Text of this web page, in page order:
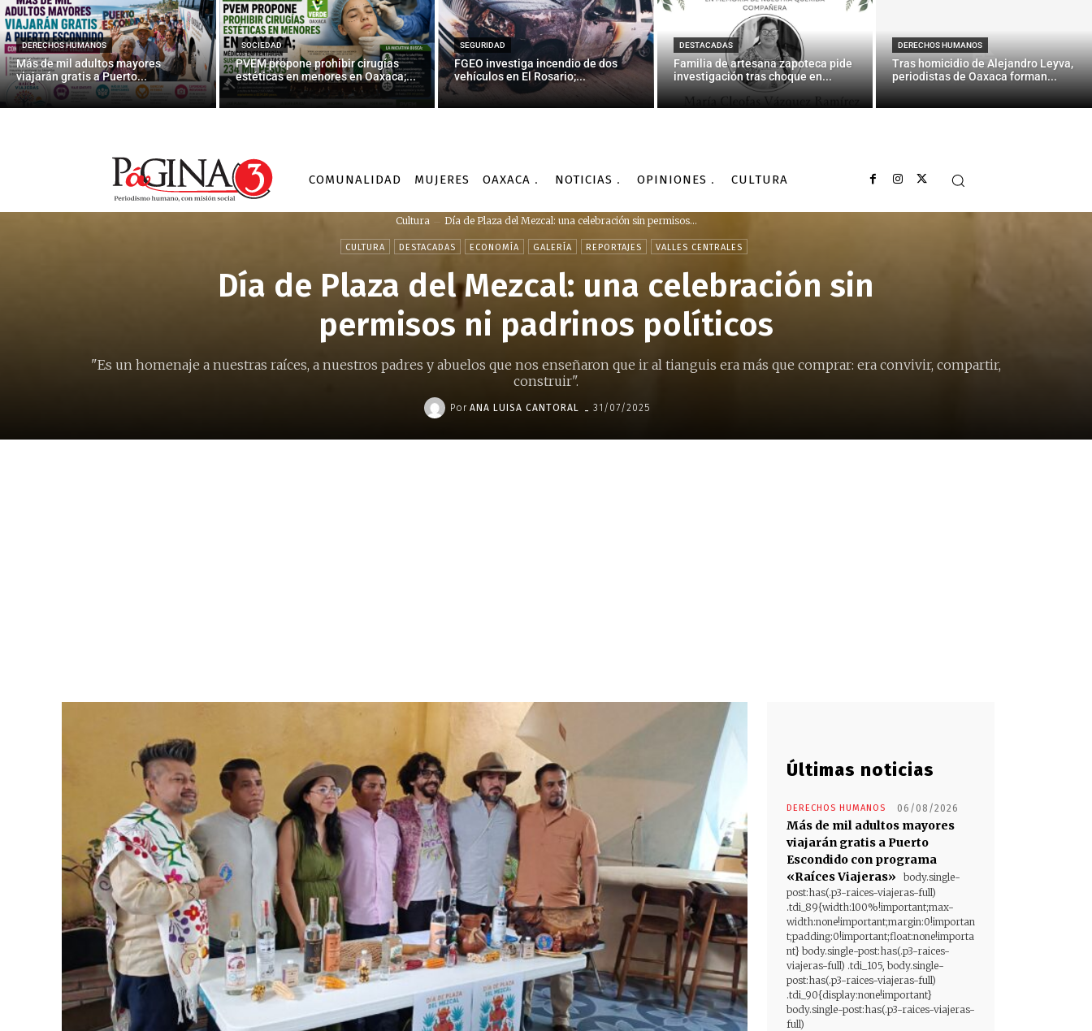
DERECHOS HUMANOS
Más de mil adultos mayores
viajarán gratis a Puerto...
SOCIEDAD
PVEM propone prohibir cirugías
estéticas en menores en Oaxaca;...
SEGURIDAD
FGEO investiga incendio de dos
vehículos en El Rosario;...
DESTACADAS
Familia de artesana zapoteca pide
investigación tras choque en...
DERECHOS HUMANOS
Tras homicidio de Alejandro Leyva,
periodistas de Oaxaca forman...
COMUNALIDAD MUJERES OAXACA NOTICIAS OPINIONES CULTURA
Cultura Día de Plaza del Mezcal: una celebración sin permisos...
CULTURA DESTACADAS ECONOMÍA GALERÍA REPORTAJES VALLES CENTRALES
Día de Plaza del Mezcal: una celebración sin
permisos ni padrinos políticos
"Es un homenaje a nuestras raíces, a nuestros padres y abuelos que nos enseñaron que ir al tianguis era más que comprar: era convivir, compartir,
construir".
Por ANA LUISA CANTORAL - 31/07/2025
Últimas noticias
DERECHOS HUMANOS 06/08/2026
Más de mil adultos mayores
viajarán gratis a Puerto
Escondido con programa
«Raíces Viajeras»
body.single-
post:has(.p3-raices-viajeras-full)
.tdi_89{width:100%!important;max-
width:none!important;margin:0!importan
t;padding:0!important;float:none!importa
nt} body.single-post:has(.p3-raices-
viajeras-full) .tdi_105, body.single-
post:has(.p3-raices-viajeras-full)
.tdi_90{display:none!important}
body.single-post:has(.p3-raices-viajeras-
full)